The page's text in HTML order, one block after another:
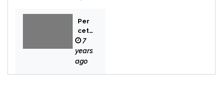
Per
cet
aka
n
Bek
7
years
ago